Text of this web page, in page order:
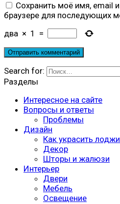
Сохранить моё имя, email
браузере для последующих
два × 1 =
Search for:
Разделы
Интересное на сайте
Вопросы и ответы
Проблемы
Дизайн
Как украсить
Декор
Шторы и жалюзи
Интерьер
Двери
Мебель
Освещение